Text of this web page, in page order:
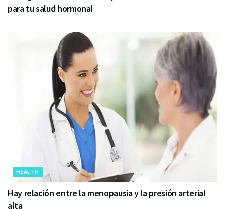
para tu salud hormonal
HEALTH
Hay relación entre la menopausia y la presión arterial
alta